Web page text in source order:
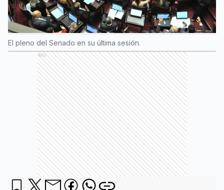
El pleno del Senado en su última sesión.
Ads